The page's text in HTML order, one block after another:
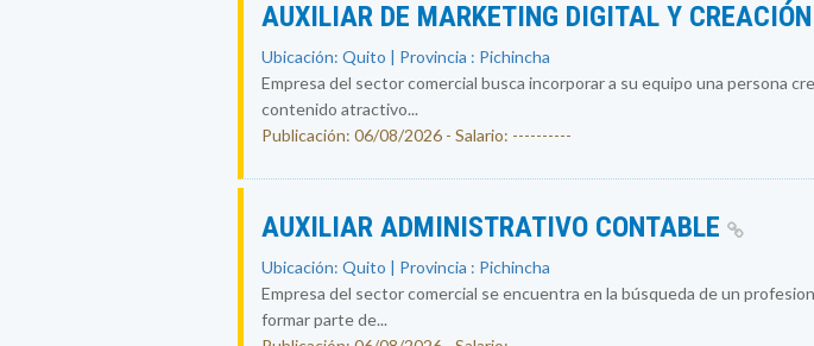
AUXILIAR DE MARKETING DIGITAL Y
Ubicación: Quito | Provincia : Pichincha
Empresa del sector comercial busca incorporar a su equipo una persona
contenido atractivo...
Publicación: 06/08/2026 - Salario: ----------
AUXILIAR ADMINISTRATIVO CONTABLE
Ubicación: Quito | Provincia : Pichincha
Empresa del sector comercial se encuentra en la búsqueda de un
formar parte de...